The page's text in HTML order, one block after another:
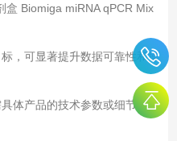
Biomiga miRNA qPCR Mix
可显著提升数据可靠性和操
体产品的技术参数或细节，可